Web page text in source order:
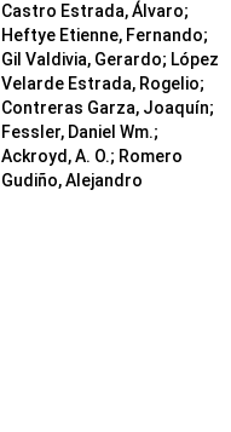
Castro Estrada, Álvaro;
Heftye Etienne, Fernando;
Gil Valdivia, Gerardo; López
Velarde Estrada, Rogelio;
Contreras Garza, Joaquín;
Fessler, Daniel Wm.;
Ackroyd, A. O.; Romero
Gudiño, Alejandro